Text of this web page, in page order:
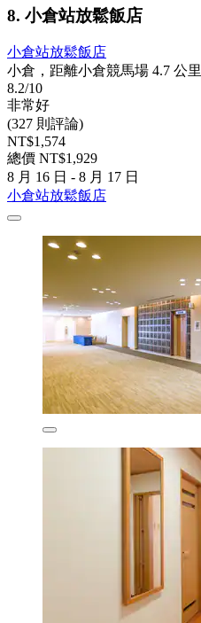
8. 小倉站放鬆飯店
小倉站放鬆飯店
小倉，距離小倉競馬場 4.7 公里
8.2/10
非常好
(327 則評論)
NT$1,574
總價 NT$1,929
8 月 16 日 - 8 月 17 日
小倉站放鬆飯店